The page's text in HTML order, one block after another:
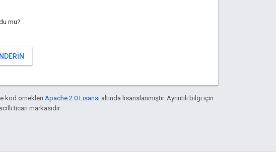
mu?
kod örnekleri Apache 2.0 Lisansı altında lisanslanmıştır. Ayrıntılı bilgi için
ticari markasıdır.